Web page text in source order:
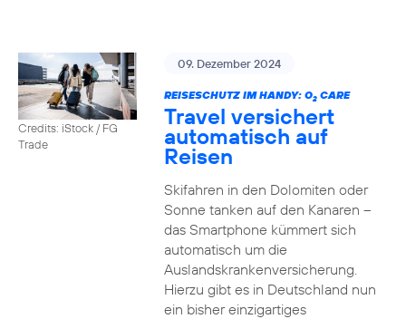
Credits: iStock / FG
Trade
09. Dezember 2024
REISESCHUTZ IM HANDY: O2CARE
Travel versichert
automatisch auf
Reisen
Skifahren in den Dolomiten oder
Sonne tanken auf den Kanaren –
das Smartphone kümmert sich
automatisch um die
Auslandskrankenversicherung.
Hierzu gibt es in Deutschland nun
ein bisher einzigartiges